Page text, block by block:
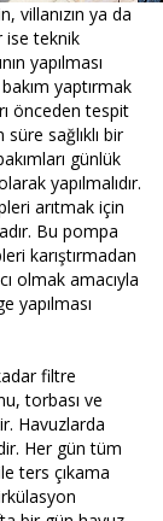
villanızın ya da
ise teknik
yapılması
yaptırmak
önceden tespit
sağlıklı bir
günlük
yapılmalıdır.
arıtmak için
Bu pompa
karıştırmadan
olmak amacıyla
yapılması
filtre
torbası ve
Havuzlarda
Her gün tüm
ters çıkama